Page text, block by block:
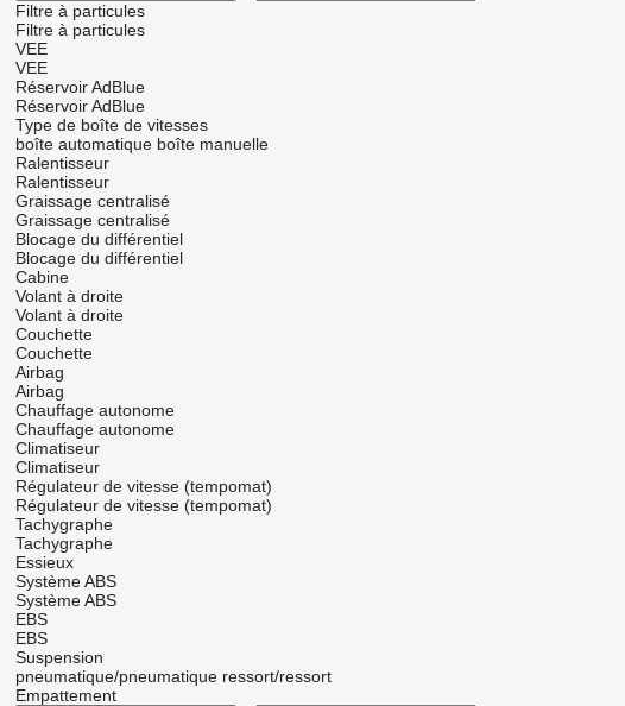
Filtre à particules
Filtre à particules
VEE
VEE
Réservoir AdBlue
Réservoir AdBlue
Type de boîte de vitesses
boîte automatique boîte manuelle
Ralentisseur
Ralentisseur
Graissage centralisé
Graissage centralisé
Blocage du différentiel
Blocage du différentiel
Cabine
Volant à droite
Volant à droite
Couchette
Couchette
Airbag
Airbag
Chauffage autonome
Chauffage autonome
Climatiseur
Climatiseur
Régulateur de vitesse (tempomat)
Régulateur de vitesse (tempomat)
Tachygraphe
Tachygraphe
Essieux
Système ABS
Système ABS
EBS
EBS
Suspension
pneumatique/pneumatique ressort/ressort
Empattement